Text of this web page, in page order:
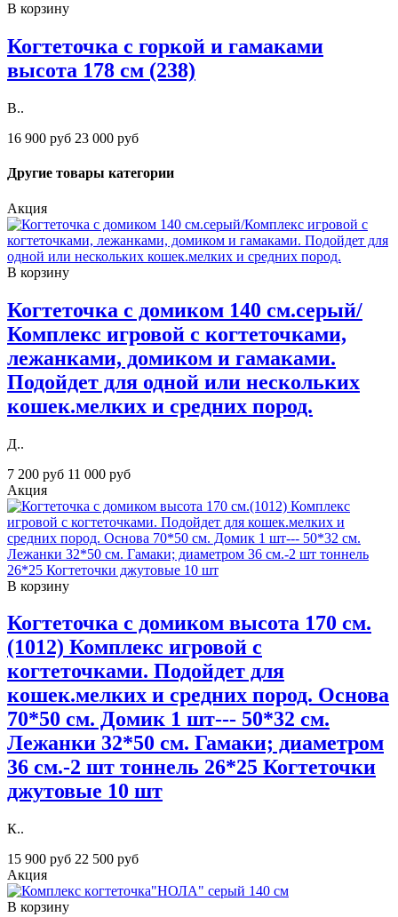
В корзину
Когтеточка с горкой и гамаками
высота 178 см (238)
В..
16 900 руб 23 000 руб
Другие товары категории
Акция
В корзину
Когтеточка с домиком 140 см.серый/
Комплекс игровой с когтеточками,
лежанками, домиком и гамаками.
Подойдет для одной или нескольких
кошек.мелких и средних пород.
Д..
7 200 руб 11 000 руб
Акция
В корзину
Когтеточка с домиком высота 170 см.
(1012) Комплекс игровой с
когтеточками. Подойдет для
кошек.мелких и средних пород. Основа
70*50 см. Домик 1 шт--- 50*32 см.
Лежанки 32*50 см. Гамаки; диаметром
36 см.-2 шт тоннель 26*25 Когтеточки
джутовые 10 шт
К..
15 900 руб 22 500 руб
Акция
В корзину